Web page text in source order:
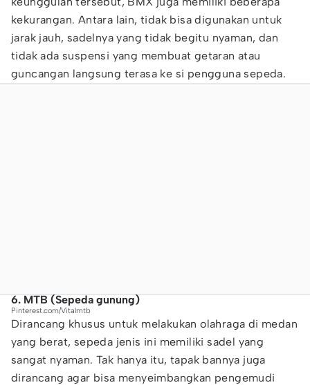
kekurangan. Antara lain, tidak bisa digunakan untuk
jarak jauh, sadelnya yang tidak begitu nyaman, dan
tidak ada suspensi yang membuat getaran atau
guncangan langsung terasa ke si pengguna sepeda.
6. MTB (Sepeda gunung)
Pinterest.com/Vitalmtb
Dirancang khusus untuk melakukan olahraga di medan
yang berat, sepeda jenis ini memiliki sadel yang
sangat nyaman. Tak hanya itu, tapak bannya juga
dirancang agar bisa menyeimbangkan pengemudi